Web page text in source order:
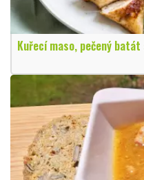
Kuřecí maso, pečený